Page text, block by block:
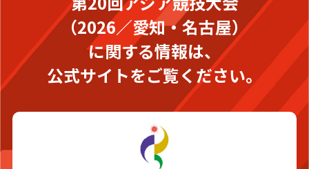
（2026／愛知・名古屋）
に関する情報は、
公式サイトをご覧ください。